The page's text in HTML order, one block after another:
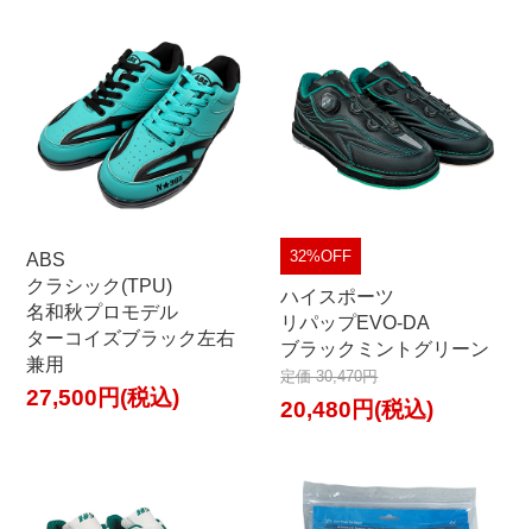
ABS
クラシック(TPU)
名和秋プロモデル
ターコイズブラック左右
兼用
27,500円(税込)
32%OFF
ハイスポーツ
リパップEVO-DA
ブラックミントグリーン
定価 30,470円
20,480円(税込)